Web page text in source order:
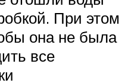
При этом
она не была
все